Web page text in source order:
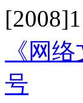
《网
号